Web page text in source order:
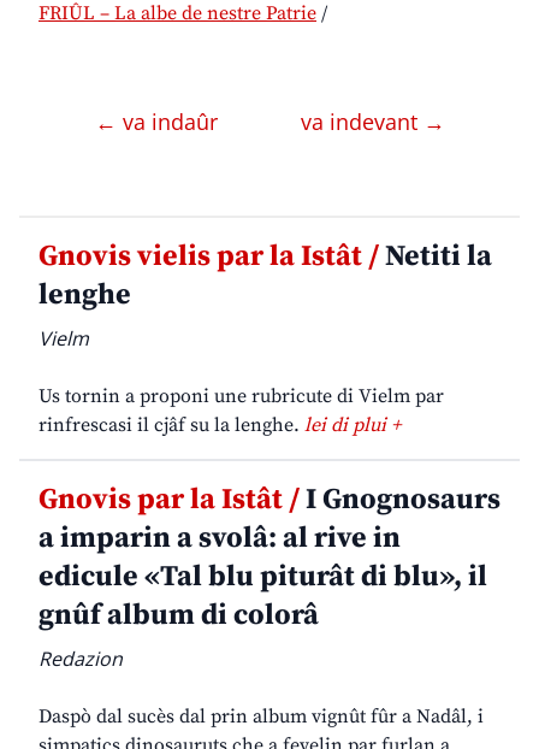
FRIÛL – La albe de nestre Patrie /
← va indaûr va indevant →
Gnovis vielis par la Istât /Netiti la
lenghe
Vielm
Us tornin a proponi une rubricute di Vielm par
rinfrescasi il cjâf su la lenghe. lei di plui +
Gnovis par la Istât /I Gnognosaurs
a imparin a svolâ: al rive in
edicule «Tal blu piturât di blu», il
gnûf album di colorâ
Redazion
Daspò dal sucès dal prin album vignût fûr a Nadâl, i